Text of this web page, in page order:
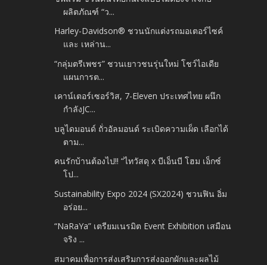
ผลิตภัณฑ์ “ว...
Harley-Davidson® ชวนนักแต่งรถมอเตอร์ไซค์
และ เหล่าน...
“กลุ่มตรีเพชร” ชวนเยาวชนรุ่นใหม่ โชว์ไอเดีย
แผนการต...
เคาน์เตอร์เซอร์วิส, 7-Eleven ประเทศไทย ผนึก
กำลังJC...
บลูไดมอนด์ ถั่วอัลมอนด์ ระเบิดความเผ็ด เลือกได้
ตาม...
คนรักบ้านต้องไป!! “ไทวัสดุ x บีเอ็นบี โฮม เอ็กซ์
โป...
Sustainability Expo 2024 (SX2024) ชวนฟิน อิ่ม
อร่อย...
“NaRaYa” เตรียมเนรมิต Event Exhibition เสมือน
จริง ...
สมาคมเพื่อการส่งเสริมการส่งออกผักและผลไม้